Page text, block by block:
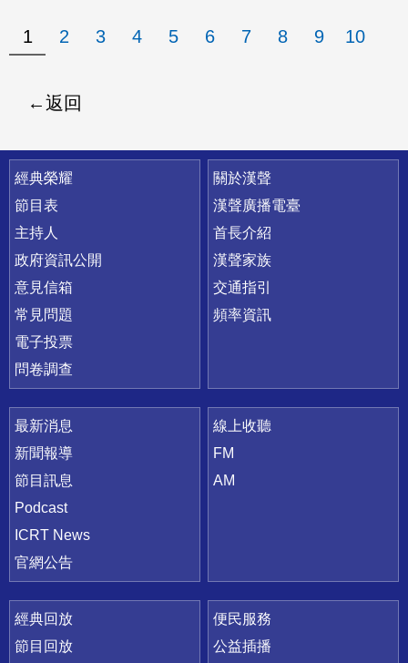
1 2 3 4 5 6 7 8 9 10
返回
快速連結
經典榮耀
節目表
主持人
政府資訊公開
意見信箱
常見問題
電子投票
問卷調查
關於漢聲
漢聲廣播電臺
首長介紹
漢聲家族
交通指引
頻率資訊
最新消息
新聞報導
節目訊息
Podcast
ICRT News
官網公告
線上收聽
FM
AM
經典回放
節目回放
便民服務
公益插播